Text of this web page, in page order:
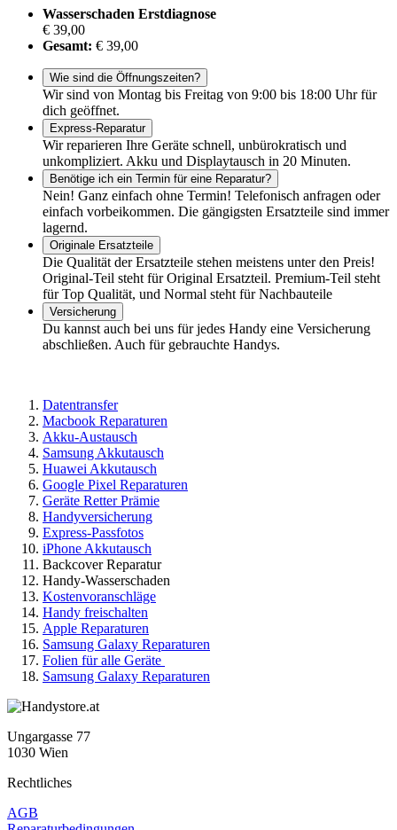
Wasserschaden Erstdiagnose
€ 39,00
Gesamt: € 39,00
Wie sind die Öffnungszeiten?
Wir sind von Montag bis Freitag von 9:00 bis 18:00 Uhr für
dich geöffnet.
Express-Reparatur
Wir reparieren Ihre Geräte schnell, unbürokratisch und
unkompliziert. Akku und Displaytausch in 20 Minuten.
Benötige ich ein Termin für eine Reparatur?
Nein! Ganz einfach ohne Termin! Telefonisch anfragen oder
einfach vorbeikommen. Die gängigsten Ersatzteile sind immer
lagernd.
Originale Ersatzteile
Die Qualität der Ersatzteile stehen meistens unter den Preis!
Original-Teil steht für Original Ersatzteil. Premium-Teil steht
für Top Qualität, und Normal steht für Nachbauteile
Versicherung
Du kannst auch bei uns für jedes Handy eine Versicherung
abschließen. Auch für gebrauchte Handys.
Datentransfer
Macbook Reparaturen
Akku-Austausch
Samsung Akkutausch
Huawei Akkutausch
Google Pixel Reparaturen
Geräte Retter Prämie
Handyversicherung
Express-Passfotos
iPhone Akkutausch
Backcover Reparatur
Handy-Wasserschaden
Kostenvoranschläge
Handy freischalten
Apple Reparaturen
Samsung Galaxy Reparaturen
Folien für alle Geräte
Samsung Galaxy Reparaturen
Ungargasse 77
1030 Wien
Rechtliches
AGB